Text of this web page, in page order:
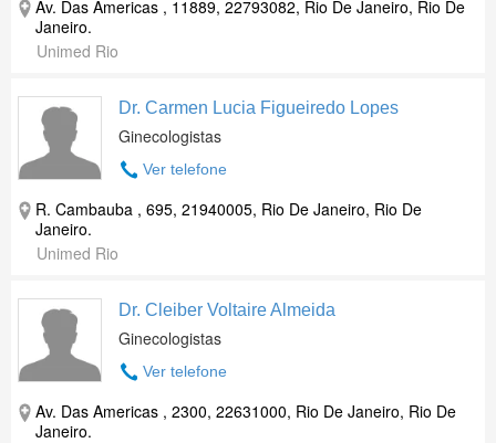
Av. Das Americas , 11889, 22793082, Rio De Janeiro, Rio De
Janeiro.
Unimed Rio
Dr. Carmen Lucia Figueiredo Lopes
Ginecologistas
Ver telefone
R. Cambauba , 695, 21940005, Rio De Janeiro, Rio De
Janeiro.
Unimed Rio
Dr. Cleiber Voltaire Almeida
Ginecologistas
Ver telefone
Av. Das Americas , 2300, 22631000, Rio De Janeiro, Rio De
Janeiro.